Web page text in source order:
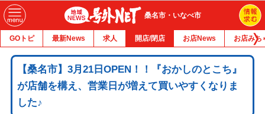
桑名市・いなべ市
GOトピ 最新News 求人 開店/閉店 お店News お店みち
【桑名市】3月21日OPEN！！『おかしのとこち』
が店舗を構え、営業日が増えて買いやすくなりま
した♪